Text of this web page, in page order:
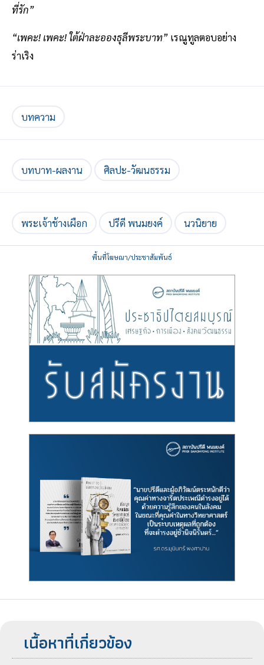
ที่รัก”
“เพคะ! เพคะ! ใต้ฝ่าละอองธุลีพระบาท” เรณูทูลตอบอย่าง
ร่าเริง
บทความ
บทบาท-ผลงาน ศิลปะ-วัฒนธรรม
พระเจ้าช้างเผือก ปรีดี พนมยงค์ นวนิยาย
พื้นที่โฆษณา/ประชาสัมพันธ์
เนื้อหาที่เกี่ยวข้อง